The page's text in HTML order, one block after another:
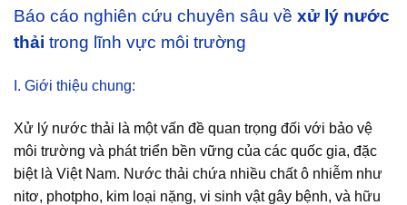
Báo cáo nghiên cứu chuyên sâu về xử lý nước
thải trong lĩnh vực môi trường
I. Giới thiệu chung:
Xử lý nước thải là một vấn đề quan trọng đối với bảo vệ
môi trường và phát triển bền vững của các quốc gia, đặc
biệt là Việt Nam. Nước thải chứa nhiều chất ô nhiễm như
nitơ, photpho, kim loại nặng, vi sinh vật gây bệnh, và hữu